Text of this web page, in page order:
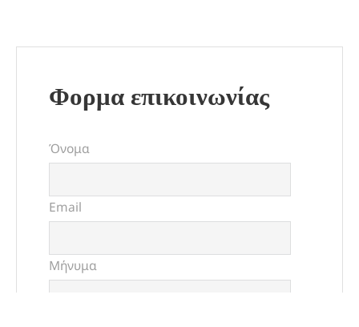
Φορμα επικοινωνίας
Όνομα
Email
Μήνυμα